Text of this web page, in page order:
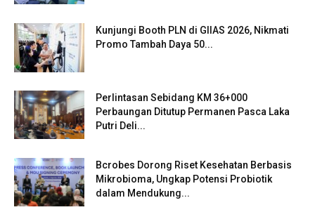
Kunjungi Booth PLN di GIIAS 2026, Nikmati
Promo Tambah Daya 50...
Perlintasan Sebidang KM 36+000
Perbaungan Ditutup Permanen Pasca Laka
Putri Deli...
Bcrobes Dorong Riset Kesehatan Berbasis
Mikrobioma, Ungkap Potensi Probiotik
dalam Mendukung...